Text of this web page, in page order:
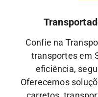
Confie na
transportes em
eficiência,
Oferecemos